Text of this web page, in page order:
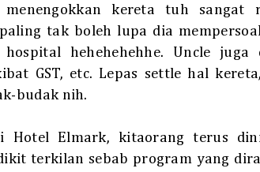
kereta tuh sangat
tak boleh lupa dia
hehehehehhe. Uncle
GST, etc. Lepas settle hal
budak nih.
Hotel Elmark, kitaorang terus
terkilan sebab program yang